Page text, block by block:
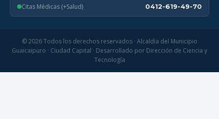
Citas Médicas (+Salud) 0412-619-49-70
© 2026 Todos los derechos reservados · Alcaldía del Municipio
Guaicaipuro · Ciudad Capital · Desarrollado por Dirección de Ciencia y
Tecnología